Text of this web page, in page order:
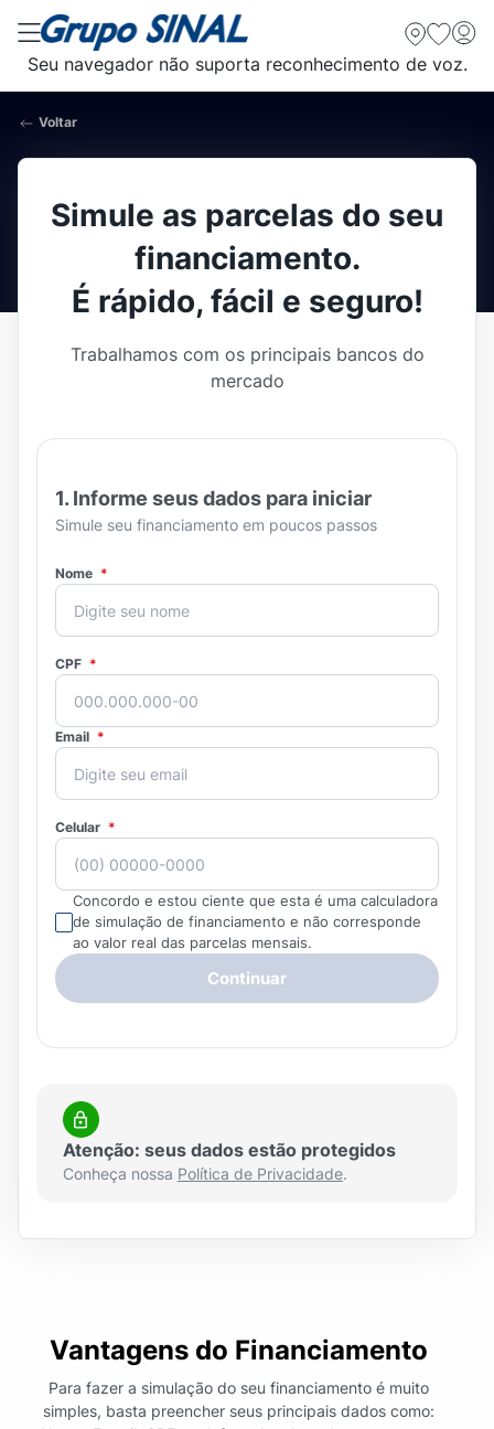
Seu navegador não suporta reconhecimento de voz.
Voltar
Simule as parcelas do seu
financiamento.
É rápido, fácil e seguro!
Trabalhamos com os principais bancos do
mercado
1.Informe seus dados para iniciar
Simule seu financiamento em poucos passos
Nome *
CPF *
Email *
Celular *
Concordo e estou ciente que esta é uma calculadora
de simulação de financiamento e não corresponde
ao valor real das parcelas mensais.
Continuar
Atenção: seus dados estão protegidos
Conheça nossa Política de Privacidade.
Vantagens do Financiamento
Para fazer a simulação do seu financiamento é muito
simples, basta preencher seus principais dados como: